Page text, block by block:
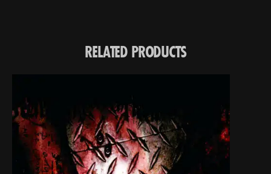
RELATED PRODUCTS